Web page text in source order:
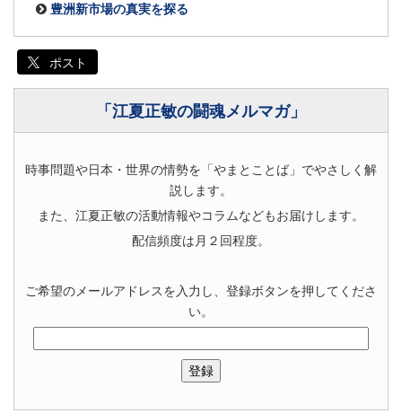
豊洲新市場の真実を探る
ポスト
「江夏正敏の闘魂メルマガ」
時事問題や日本・世界の情勢を「やまとことば」でやさしく解
説します。
また、江夏正敏の活動情報やコラムなどもお届けします。
配信頻度は月２回程度。
ご希望のメールアドレスを入力し、登録ボタンを押してくださ
い。